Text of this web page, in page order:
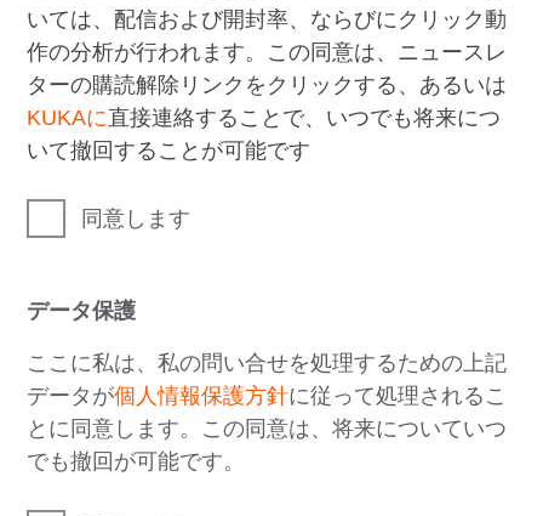
いては、配信および開封率、ならびにクリック動
作の分析が行われます。この同意は、ニュースレ
ターの購読解除リンクをクリックする、あるいは
KUKAに直接連絡することで、いつでも将来につ
いて撤回することが可能です
同意します
データ保護
ここに私は、私の問い合せを処理するための上記
データが個人情報保護方針に従って処理されるこ
とに同意します。この同意は、将来についていつ
でも撤回が可能です。